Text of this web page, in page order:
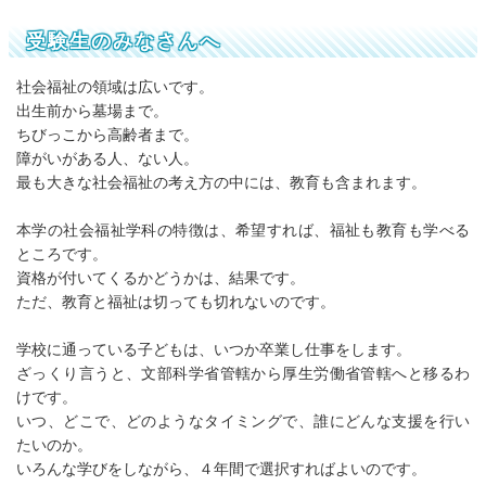
受験生のみなさんへ
社会福祉の領域は広いです。
出生前から墓場まで。
ちびっこから高齢者まで。
障がいがある人、ない人。
最も大きな社会福祉の考え方の中には、教育も含まれます。
本学の社会福祉学科の特徴は、希望すれば、福祉も教育も学べる
ところです。
資格が付いてくるかどうかは、結果です。
ただ、教育と福祉は切っても切れないのです。
学校に通っている子どもは、いつか卒業し仕事をします。
ざっくり言うと、文部科学省管轄から厚生労働省管轄へと移るわ
けです。
いつ、どこで、どのようなタイミングで、誰にどんな支援を行い
たいのか。
いろんな学びをしながら、４年間で選択すればよいのです。